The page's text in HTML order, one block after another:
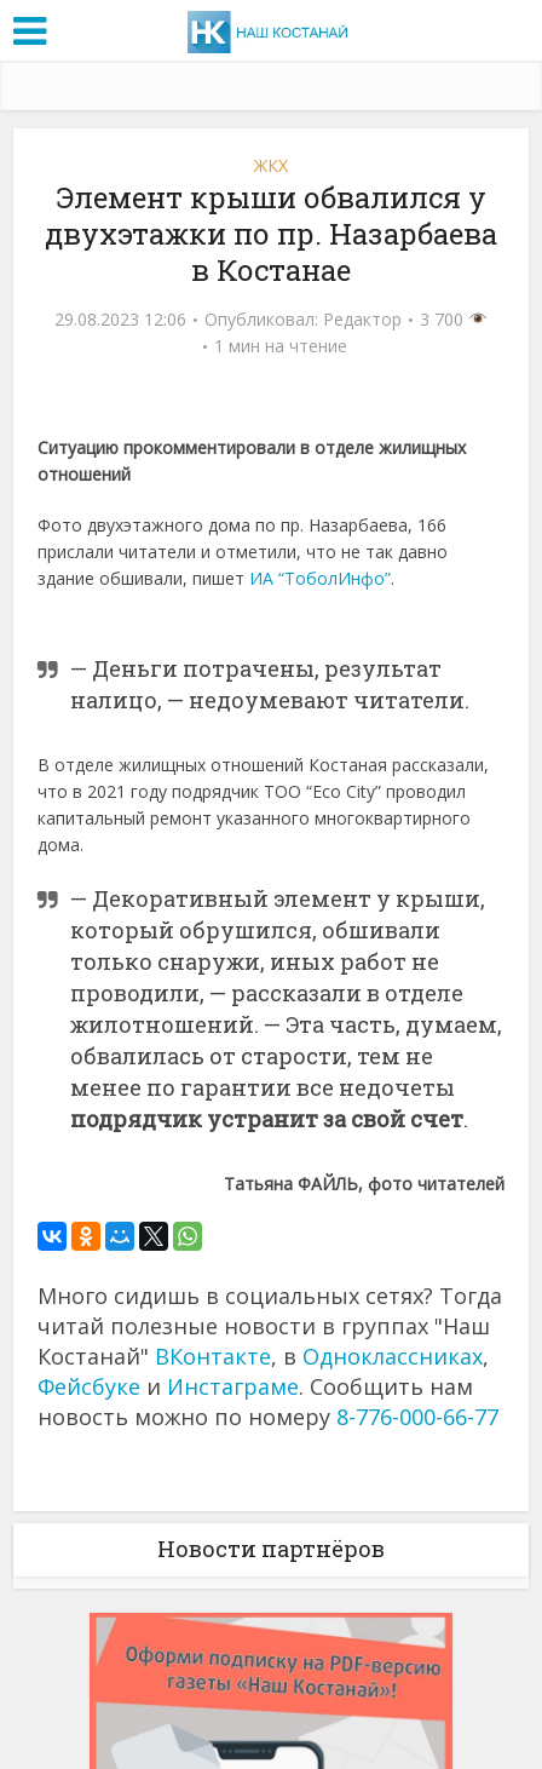
ЖКХ
Элемент крыши обвалился у
двухэтажки по пр. Назарбаева
в Костанае
29.08.2023 12:06 Опубликовал: Редактор
3 700
1 мин на чтение
Ситуацию прокомментировали в отделе жилищных
отношений
Фото двухэтажного дома по пр. Назарбаева, 166
прислали читатели и отметили, что не так давно
здание обшивали, пишет ИА “ТоболИнфо”.
— Деньги потрачены, результат
налицо, — недоумевают читатели.
В отделе жилищных отношений Костаная рассказали,
что в 2021 году подрядчик ТОО “Eco City” проводил
капитальный ремонт указанного многоквартирного
дома.
— Декоративный элемент у крыши,
который обрушился, обшивали
только снаружи, иных работ не
проводили, — рассказали в отделе
жилотношений. — Эта часть, думаем,
обвалилась от старости, тем не
менее по гарантии все недочеты
подрядчик устранит за свой счет.
Татьяна ФАЙЛЬ, фото читателей
Много сидишь в социальных сетях? Тогда
читай полезные новости в группах "Наш
Костанай" ВКонтакте, в Одноклассниках,
Фейсбуке и Инстаграме. Сообщить нам
новость можно по номеру 8-776-000-66-77
Новости партнёров